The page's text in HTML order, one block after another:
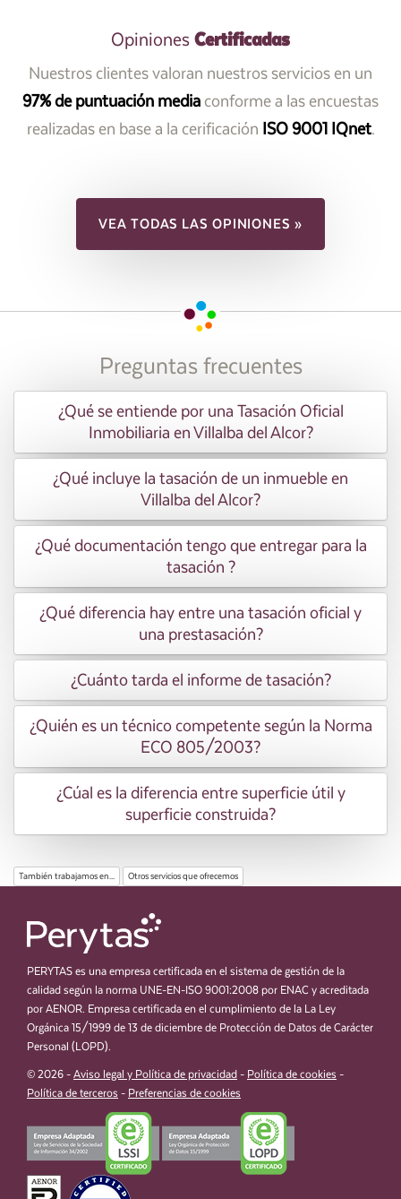
Opiniones Certificadas
Nuestros clientes valoran nuestros servicios en un
97% de puntuación mediaconforme a las encuestas
realizadas en base a la cerificación ISO 9001 IQnet.
VEA TODAS LAS OPINIONES »
Preguntas frecuentes
¿Qué se entiende por una Tasación Oficial
Inmobiliaria en Villalba del Alcor?
¿Qué incluye la tasación de un inmueble en
Villalba del Alcor?
¿Qué documentación tengo que entregar para la
tasación ?
¿Qué diferencia hay entre una tasación oficial y
una prestasación?
¿Cuánto tarda el informe de tasación?
¿Quién es un técnico competente según la Norma
ECO 805/2003?
¿Cúal es la diferencia entre superficie útil y
superficie construida?
También trabajamos en... Otros servicios que ofrecemos
PERYTAS es una empresa certificada en el sistema de gestión de la
calidad según la norma UNE-EN-ISO 9001:2008 por ENAC y acreditada
por AENOR. Empresa certificada en el cumplimiento de la La Ley
Orgánica 15/1999 de 13 de diciembre de Protección de Datos de Carácter
Personal (LOPD).
© 2026 - Aviso legal y Política de privacidad - Política de cookies -
Política de terceros - Preferencias de cookies